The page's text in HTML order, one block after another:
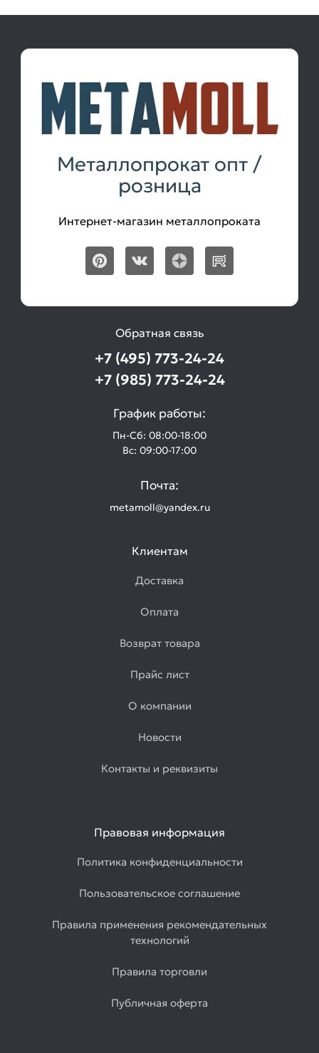
Металлопрокат опт /
розница
Интернет-магазин металлопроката
Обратная связь
+7 (495) 773-24-24
+7 (985) 773-24-24
График работы:
Пн-Сб: 08:00-18:00
Вс: 09:00-17:00
Почта:
metamoll@yandex.ru
Клиентам
Доставка
Оплата
Возврат товара
Прайс лист
О компании
Новости
Контакты и реквизиты
Правовая информация
Политика конфиденциальности
Пользовательское соглашение
Правила применения рекомендательных
технологий
Правила торговли
Публичная оферта